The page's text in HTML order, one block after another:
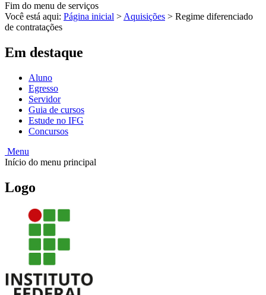
Fim do menu de serviços
Você está aqui: Página inicial >Aquisições > Regime diferenciado
de contratações
Em destaque
Aluno
Egresso
Servidor
Guia de cursos
Estude no IFG
Concursos
Menu
Início do menu principal
Logo